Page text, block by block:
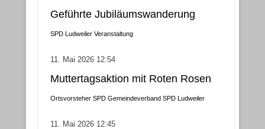
Geführte Jubiläumswanderung
SPD Ludweiler Veranstaltung
11. Mai 2026 12:54
Muttertagsaktion mit Roten Rosen
Ortsvorsteher SPD Gemeindeverband SPD Ludweiler
11. Mai 2026 12:45